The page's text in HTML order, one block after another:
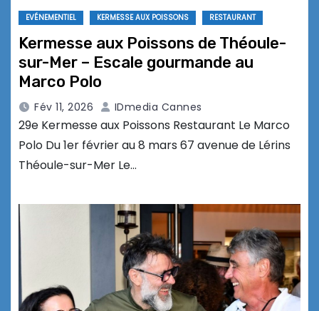
EVÉNEMENTIEL KERMESSE AUX POISSONS RESTAURANT
Kermesse aux Poissons de Théoule-
sur-Mer – Escale gourmande au
Marco Polo
Fév 11, 2026 IDmedia Cannes
29e Kermesse aux Poissons Restaurant Le Marco
Polo Du 1er février au 8 mars 67 avenue de Lérins
Théoule-sur-Mer Le…